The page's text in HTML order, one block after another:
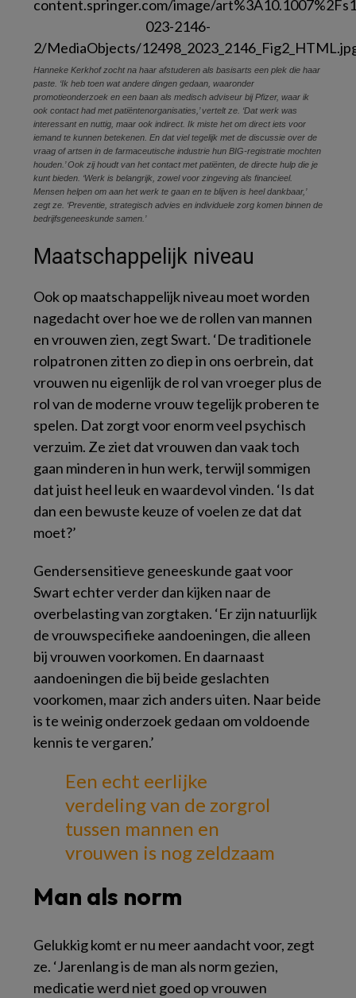
Hanneke Kerkhof zocht na haar afstuderen als basisarts een plek die haar
paste. ‘Ik heb toen wat andere dingen gedaan, waaronder
promotieonderzoek en een baan als medisch adviseur bij Pfizer, waar ik
ook contact had met patiëntenorganisaties,’ vertelt ze. ‘Dat werk was
interessant en nuttig, maar ook indirect. Ik miste het om direct iets voor
iemand te kunnen betekenen. En dat viel tegelijk met de discussie over de
vraag of artsen in de farmaceutische industrie hun BIG-registratie mochten
houden.’ Ook zij houdt van het contact met patiënten, de directe hulp die je
kunt bieden. ‘Werk is belangrijk, zowel voor zingeving als financieel.
Mensen helpen om aan het werk te gaan en te blijven is heel dankbaar,’
zegt ze. ‘Preventie, strategisch advies en individuele zorg komen binnen de
bedrijfsgeneeskunde samen.’
Maatschappelijk niveau
Ook op maatschappelijk niveau moet worden
nagedacht over hoe we de rollen van mannen
en vrouwen zien, zegt Swart. ‘De traditionele
rolpatronen zitten zo diep in ons oerbrein, dat
vrouwen nu eigenlijk de rol van vroeger plus de
rol van de moderne vrouw tegelijk proberen te
spelen. Dat zorgt voor enorm veel psychisch
verzuim. Ze ziet dat vrouwen dan vaak toch
gaan minderen in hun werk, terwijl sommigen
dat juist heel leuk en waardevol vinden. ‘Is dat
dan een bewuste keuze of voelen ze dat dat
moet?’
Gendersensitieve geneeskunde gaat voor
Swart echter verder dan kijken naar de
overbelasting van zorgtaken. ‘Er zijn natuurlijk
de vrouwspecifieke aandoeningen, die alleen
bij vrouwen voorkomen. En daarnaast
aandoeningen die bij beide geslachten
voorkomen, maar zich anders uiten. Naar beide
is te weinig onderzoek gedaan om voldoende
kennis te vergaren.’
Een echt eerlijke
verdeling van de zorgrol
tussen mannen en
vrouwen is nog zeldzaam
Man als norm
Gelukkig komt er nu meer aandacht voor, zegt
ze. ‘Jarenlang is de man als norm gezien,
medicatie werd niet goed op vrouwen